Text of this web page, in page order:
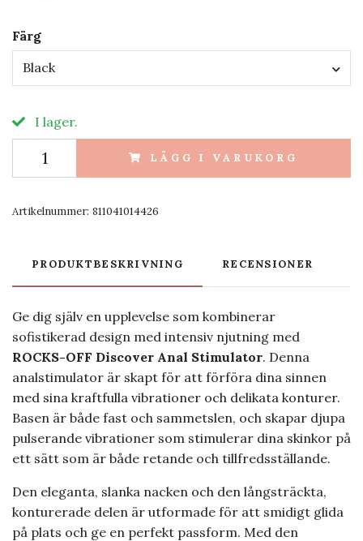
Färg
Black
I lager.
LÄGG I VARUKORG
Artikelnummer: 811041014426
PRODUKTBESKRIVNING RECENSIONER
Ge dig själv en upplevelse som kombinerar
sofistikerad design med intensiv njutning med
ROCKS-OFF Discover Anal Stimulator. Denna
analstimulator är skapt för att förföra dina sinnen
med sina kraftfulla vibrationer och delikata konturer.
Basen är både fast och sammetslen, och skapar djupa
pulserande vibrationer som stimulerar dina skinkor på
ett sätt som är både retande och tillfredsställande.
Den eleganta, slanka nacken och den långsträckta,
konturerade delen är utformade för att smidigt glida
på plats och ge en perfekt passform. Med den